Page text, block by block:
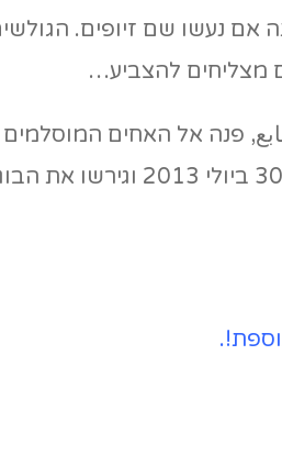
אם נעשו שם זיופים.
מצליחים להצביע…
פנה אל האחים
במילים אלה: "ביידן היה ידו הימנית של אובאמה. עם זאת, הוא לא